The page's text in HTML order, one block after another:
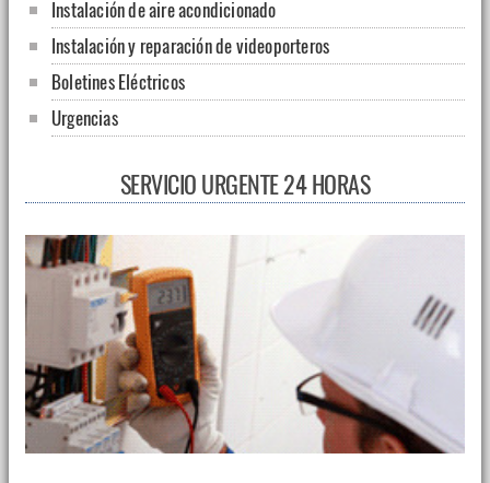
Instalación de aire acondicionado
Instalación y reparación de videoporteros
Boletines Eléctricos
Urgencias
SERVICIO URGENTE 24 HORAS